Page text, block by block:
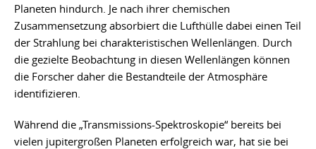
Planeten hindurch. Je nach ihrer chemischen
Zusammensetzung absorbiert die Lufthülle dabei einen Teil
der Strahlung bei charakteristischen Wellenlängen. Durch
die gezielte Beobachtung in diesen Wellenlängen können
die Forscher daher die Bestandteile der Atmosphäre
identifizieren.
Während die „Transmissions-Spektroskopie“ bereits bei
vielen jupitergroßen Planeten erfolgreich war, hat sie bei